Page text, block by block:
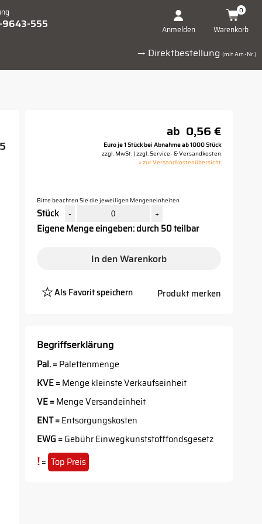
9643-555 Anmelden Warenkorb
0
→ Direktbestellung (mit Art.-Nr.)
ab 0,56 €
Euro je 1 Stück bei Abnahme ab 1000 Stück
zzgl. MwSt. | zzgl. Service- & Versandkosten
> zur Versandkostenübersicht
Bitte beachten Sie die jeweiligen Mengeneinheiten
Stück - +
Eigene Menge eingeben: durch 50 teilbar
In den Warenkorb
Als Favorit speichern
Platzhalter
Produkt merken
Begriffserklärung
Pal. =Palettenmenge
KVE =Menge kleinste Verkaufseinheit
VE =Menge Versandeinheit
ENT =Entsorgungskosten
EWG =Gebühr Einwegkunststofffondsgesetz
!= Top Preis